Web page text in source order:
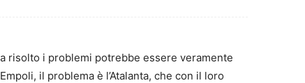
risolto i problemi potrebbe essere veramente
il problema è l’Atalanta, che con il loro